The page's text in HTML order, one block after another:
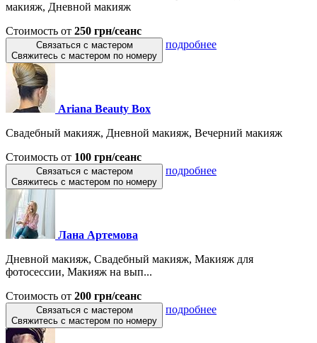
макияж, Дневной макияж
Стоимость от 250 грн/сеанс
Связаться с мастером
Свяжитесь с мастером по номеру
подробнее
Ariana Beauty Box
Свадебный макияж, Дневной макияж, Вечерний макияж
Стоимость от 100 грн/сеанс
Связаться с мастером
Свяжитесь с мастером по номеру
подробнее
Лана Артемова
Дневной макияж, Свадебный макияж, Макияж для
фотосессии, Макияж на вып...
Стоимость от 200 грн/сеанс
Связаться с мастером
Свяжитесь с мастером по номеру
подробнее